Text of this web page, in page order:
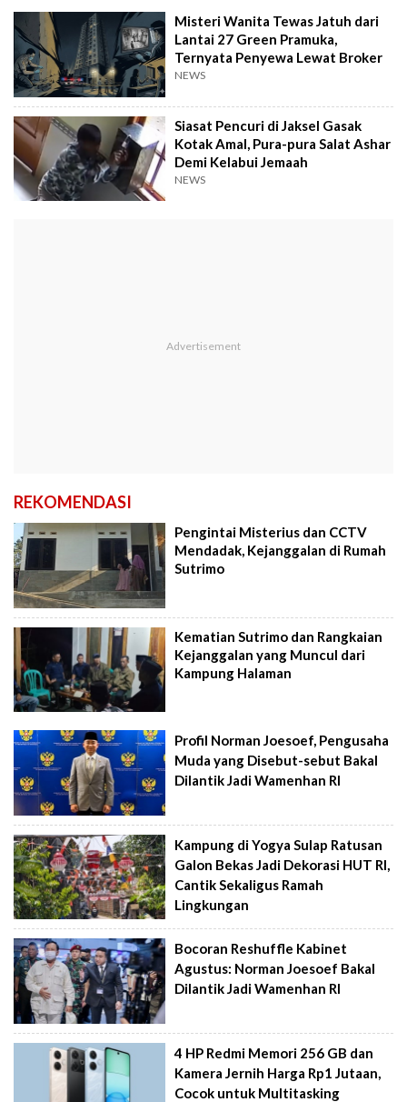
Misteri Wanita Tewas Jatuh dari
Lantai 27 Green Pramuka,
Ternyata Penyewa Lewat Broker
NEWS
Siasat Pencuri di Jaksel Gasak
Kotak Amal, Pura-pura Salat Ashar
Demi Kelabui Jemaah
NEWS
REKOMENDASI
Pengintai Misterius dan CCTV
Mendadak, Kejanggalan di Rumah
Sutrimo
Kematian Sutrimo dan Rangkaian
Kejanggalan yang Muncul dari
Kampung Halaman
Profil Norman Joesoef, Pengusaha
Muda yang Disebut-sebut Bakal
Dilantik Jadi Wamenhan RI
Kampung di Yogya Sulap Ratusan
Galon Bekas Jadi Dekorasi HUT RI,
Cantik Sekaligus Ramah
Lingkungan
Bocoran Reshuffle Kabinet
Agustus: Norman Joesoef Bakal
Dilantik Jadi Wamenhan RI
4 HP Redmi Memori 256 GB dan
Kamera Jernih Harga Rp1 Jutaan,
Cocok untuk Multitasking